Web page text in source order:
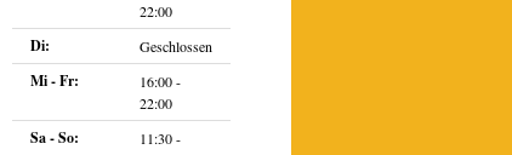
22:00
Di: Geschlossen
Mi - Fr:
16:00 -
22:00
Sa - So:
11:30 -